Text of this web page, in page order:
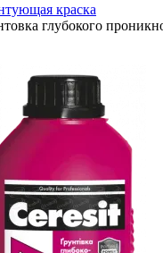
краска
глубокого